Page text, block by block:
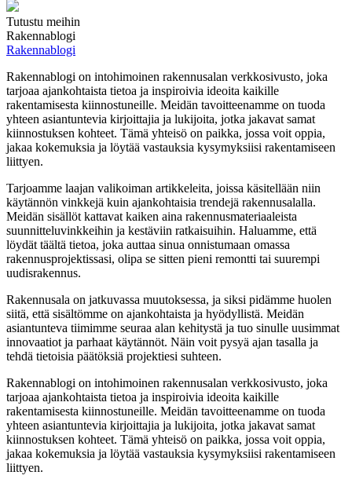
Tutustu meihin
Rakennablogi
Rakennablogi
Rakennablogi on intohimoinen rakennusalan verkkosivusto, joka
tarjoaa ajankohtaista tietoa ja inspiroivia ideoita kaikille
rakentamisesta kiinnostuneille. Meidän tavoitteenamme on tuoda
yhteen asiantuntevia kirjoittajia ja lukijoita, jotka jakavat samat
kiinnostuksen kohteet. Tämä yhteisö on paikka, jossa voit oppia,
jakaa kokemuksia ja löytää vastauksia kysymyksiisi rakentamiseen
liittyen.
Tarjoamme laajan valikoiman artikkeleita, joissa käsitellään niin
käytännön vinkkejä kuin ajankohtaisia trendejä rakennusalalla.
Meidän sisällöt kattavat kaiken aina rakennusmateriaaleista
suunnitteluvinkkeihin ja kestäviin ratkaisuihin. Haluamme, että
löydät täältä tietoa, joka auttaa sinua onnistumaan omassa
rakennusprojektissasi, olipa se sitten pieni remontti tai suurempi
uudisrakennus.
Rakennusala on jatkuvassa muutoksessa, ja siksi pidämme huolen
siitä, että sisältömme on ajankohtaista ja hyödyllistä. Meidän
asiantunteva tiimimme seuraa alan kehitystä ja tuo sinulle uusimmat
innovaatiot ja parhaat käytännöt. Näin voit pysyä ajan tasalla ja
tehdä tietoisia päätöksiä projektiesi suhteen.
Rakennablogi on intohimoinen rakennusalan verkkosivusto, joka
tarjoaa ajankohtaista tietoa ja inspiroivia ideoita kaikille
rakentamisesta kiinnostuneille. Meidän tavoitteenamme on tuoda
yhteen asiantuntevia kirjoittajia ja lukijoita, jotka jakavat samat
kiinnostuksen kohteet. Tämä yhteisö on paikka, jossa voit oppia,
jakaa kokemuksia ja löytää vastauksia kysymyksiisi rakentamiseen
liittyen.